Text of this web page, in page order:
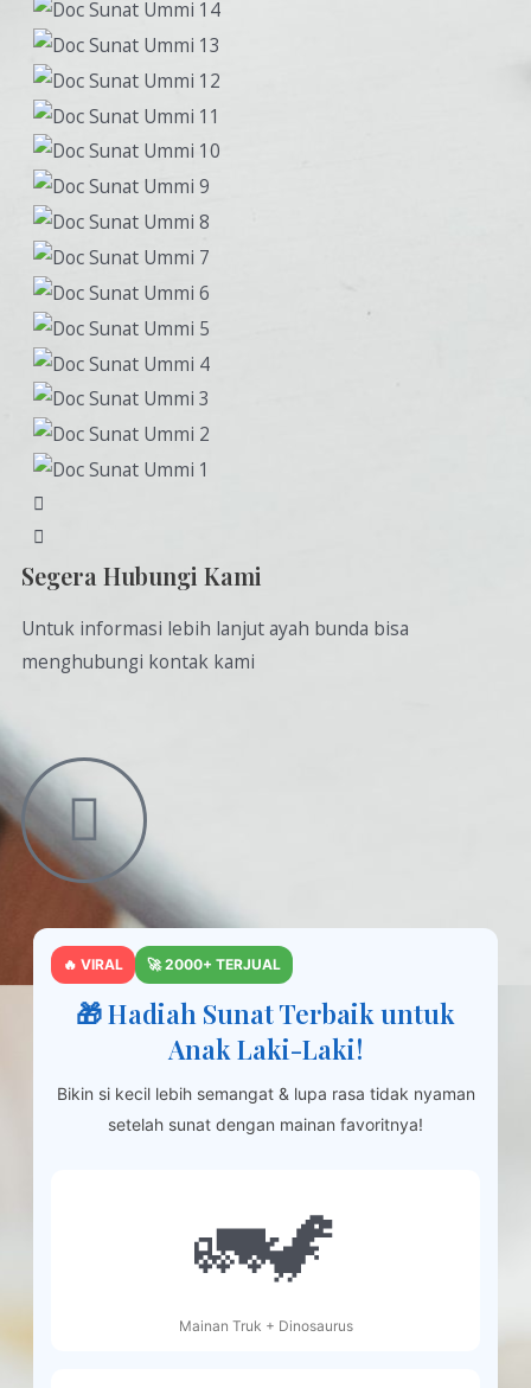
Segera Hubungi Kami
Untuk informasi lebih lanjut ayah bunda bisa
menghubungi kontak kami
🔥 VIRAL 🚀 2000+ TERJUAL
🎁 Hadiah Sunat Terbaik untuk
Anak Laki-Laki!
Bikin si kecil lebih semangat & lupa rasa tidak nyaman
setelah sunat dengan mainan favoritnya!
🚛🦖
Mainan Truk + Dinosaurus